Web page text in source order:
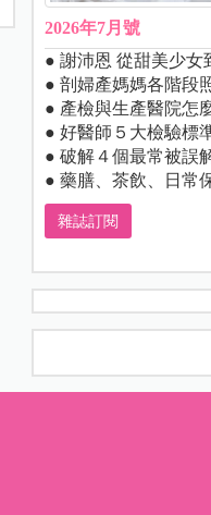
2026年7月號
● 謝沛恩 從甜美少女
● 剖婦產媽媽各階段
● 產檢與生產醫院怎
● 好醫師５大檢驗標
● 破解４個最常被誤
● 藥膳、茶飲、日常
雜誌訂閱